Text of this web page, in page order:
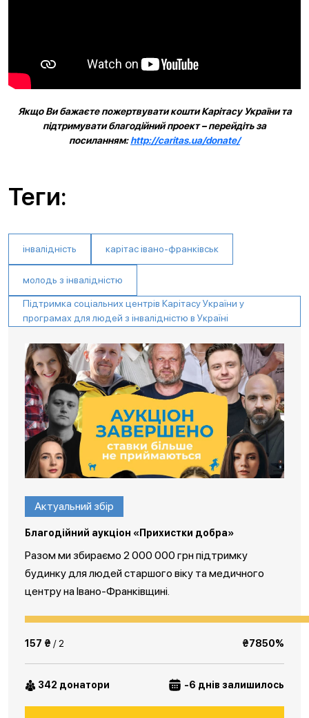
Якщо Ви бажаєте пожертвувати кошти Карітасу України та
підтримувати благодійний проект – перейдіть за
посиланням:http://caritas.ua/donate/
Теги:
інвалідність карітас івано-франківськ
молодь з інвалідністю
Підтримка соціальних центрів Карітасу України у
програмах для людей з інвалідністю в Україні
Актуальний збір
Благодійний аукціон «Прихистки добра»
Разом ми збираємо 2 000 000 грн підтримку
будинку для людей старшого віку та медичного
центру на Івано-Франківщині.
157 ₴ / 2 ₴7850%
342 донатори -6 днів залишилось